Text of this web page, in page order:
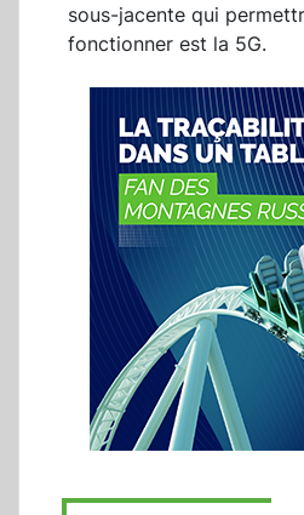
sous-jacente qui
fonctionner est la 5G.